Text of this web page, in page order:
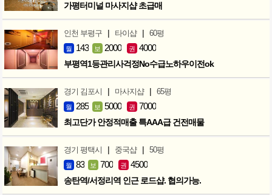
가평터미널 마사지샵 초급매
인천 부평구 | 타이샵 | 60평
월 143 보 2000 권 4000
부평역1등관리사걱정No수급노하우이전ok
경기 김포시 | 마사지샵 | 65평
월 285 보 5000 권 7000
최고단가 안정적매출 특AAA급 건전매물
경기 평택시 | 중국샵 | 50평
월 83 보 700 권 4500
송탄역/서정리역 인근 로드샵. 협의가능.